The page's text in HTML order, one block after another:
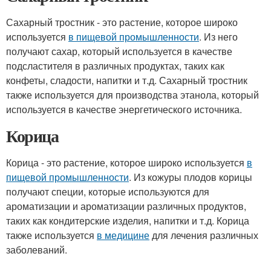
Сахарный тростник - это растение, которое широко
используется в пищевой промышленности. Из него
получают сахар, который используется в качестве
подсластителя в различных продуктах, таких как
конфеты, сладости, напитки и т.д. Сахарный тростник
также используется для производства этанола, который
используется в качестве энергетического источника.
Корица
Корица - это растение, которое широко используется в
пищевой промышленности. Из кожуры плодов корицы
получают специи, которые используются для
ароматизации и ароматизации различных продуктов,
таких как кондитерские изделия, напитки и т.д. Корица
также используется в медицинедля лечения различных
заболеваний.